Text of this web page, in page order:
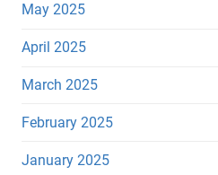
May 2025
April 2025
March 2025
February 2025
January 2025